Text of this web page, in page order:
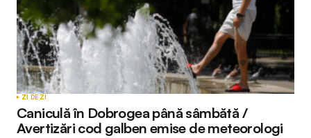
ZI DE ZI
Caniculă în Dobrogea până sâmbătă /
Avertizări cod galben emise de meteorologi